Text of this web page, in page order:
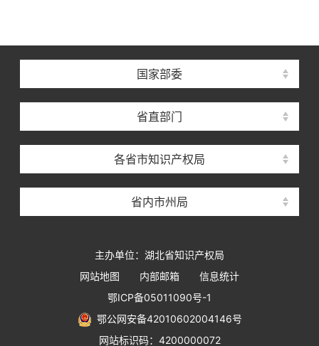
国家部委
省直部门
各省市知识产权局
省内市州局
主办单位：湖北省知识产权局
网站地图
内部邮箱
信息统计
鄂ICP备05011090号-1
鄂公网安备42010602004146号
网站标识码：4200000072